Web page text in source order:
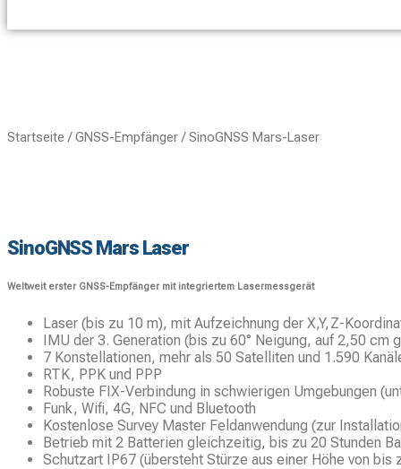
Startseite /GNSS-Empfänger/ SinoGNSS Mars-Laser
SinoGNSS Mars Laser
Weltweit erster GNSS-Empfänger mit integriertem Lasermessgerät
Laser (bis zu 10 m), mit Aufzeichnung der X,Y,Z-
IMU der 3. Generation (bis zu 60° Neigung, auf 2,50 cm
7 Konstellationen, mehr als 50 Satelliten und 1.590
RTK, PPK und PPP
Robuste FIX-Verbindung in schwierigen Umgebungen
Funk, Wifi, 4G, NFC und Bluetooth
Kostenlose Survey Master Feldanwendung (zur
Betrieb mit 2 Batterien gleichzeitig, bis zu 20 Stunden
Schutzart IP67 (übersteht Stürze aus einer Höhe von bis